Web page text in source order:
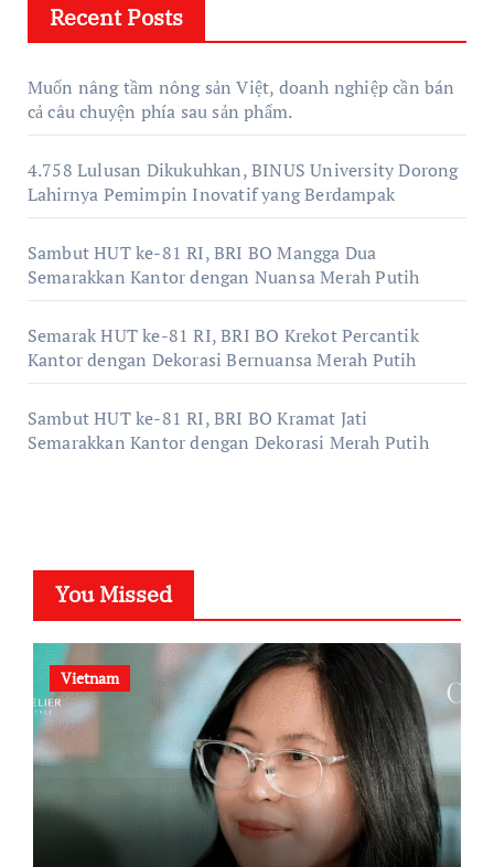
Recent Posts
Muốn nâng tầm nông sản Việt, doanh nghiệp cần bán
cả câu chuyện phía sau sản phẩm.
4.758 Lulusan Dikukuhkan, BINUS University Dorong
Lahirnya Pemimpin Inovatif yang Berdampak
Sambut HUT ke-81 RI, BRI BO Mangga Dua
Semarakkan Kantor dengan Nuansa Merah Putih
Semarak HUT ke-81 RI, BRI BO Krekot Percantik
Kantor dengan Dekorasi Bernuansa Merah Putih
Sambut HUT ke-81 RI, BRI BO Kramat Jati
Semarakkan Kantor dengan Dekorasi Merah Putih
You Missed
Vietnam